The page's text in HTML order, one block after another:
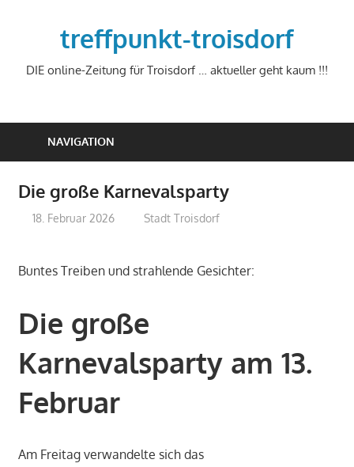
treffpunkt-troisdorf
DIE online-Zeitung für Troisdorf … aktueller geht kaum !!!
NAVIGATION
Die große Karnevalsparty
18. Februar 2026 treffpunkt
Stadt Troisdorf
Buntes Treiben und strahlende Gesichter:
Die große
Karnevalsparty am 13.
Februar
Am Freitag verwandelte sich das